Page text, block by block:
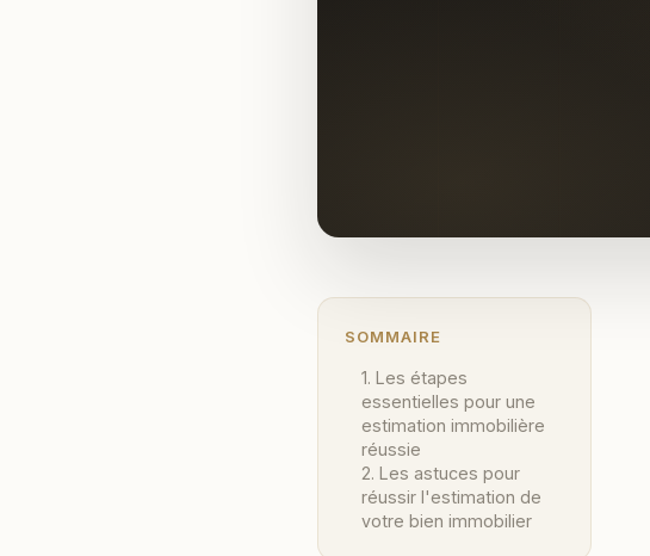
SOMMAIRE
1. Les étapes
essentielles pour une
estimation immobilière
réussie
2. Les astuces pour
réussir l'estimation de
votre bien immobilier